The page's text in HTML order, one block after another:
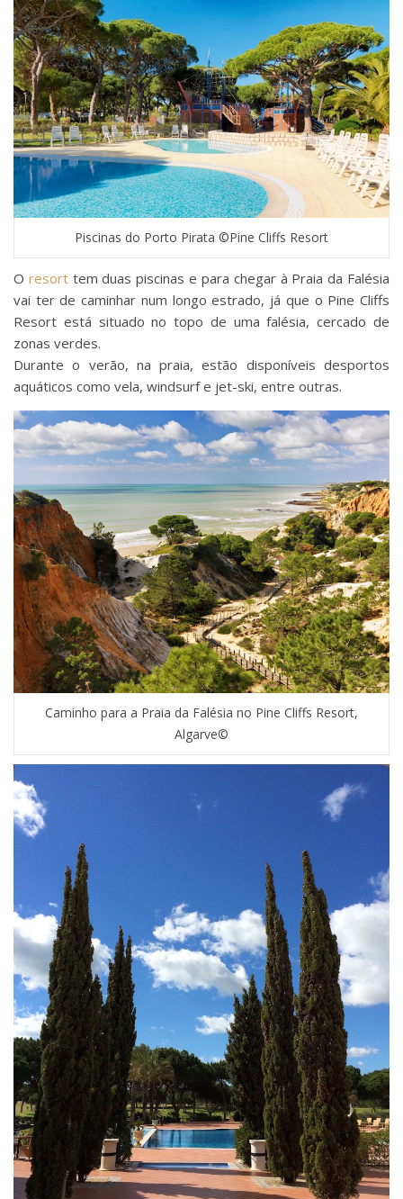
Piscinas do Porto Pirata ©Pine Cliffs Resort
O resorttem duas piscinas e para chegar à Praia da Falésia
vai ter de caminhar num longo estrado, já que o Pine Cliffs
Resort está situado no topo de uma falésia, cercado de
zonas verdes.
Durante o verão, na praia, estão disponíveis desportos
aquáticos como vela, windsurf e jet-ski, entre outras.
Caminho para a Praia da Falésia no Pine Cliffs Resort,
Algarve©